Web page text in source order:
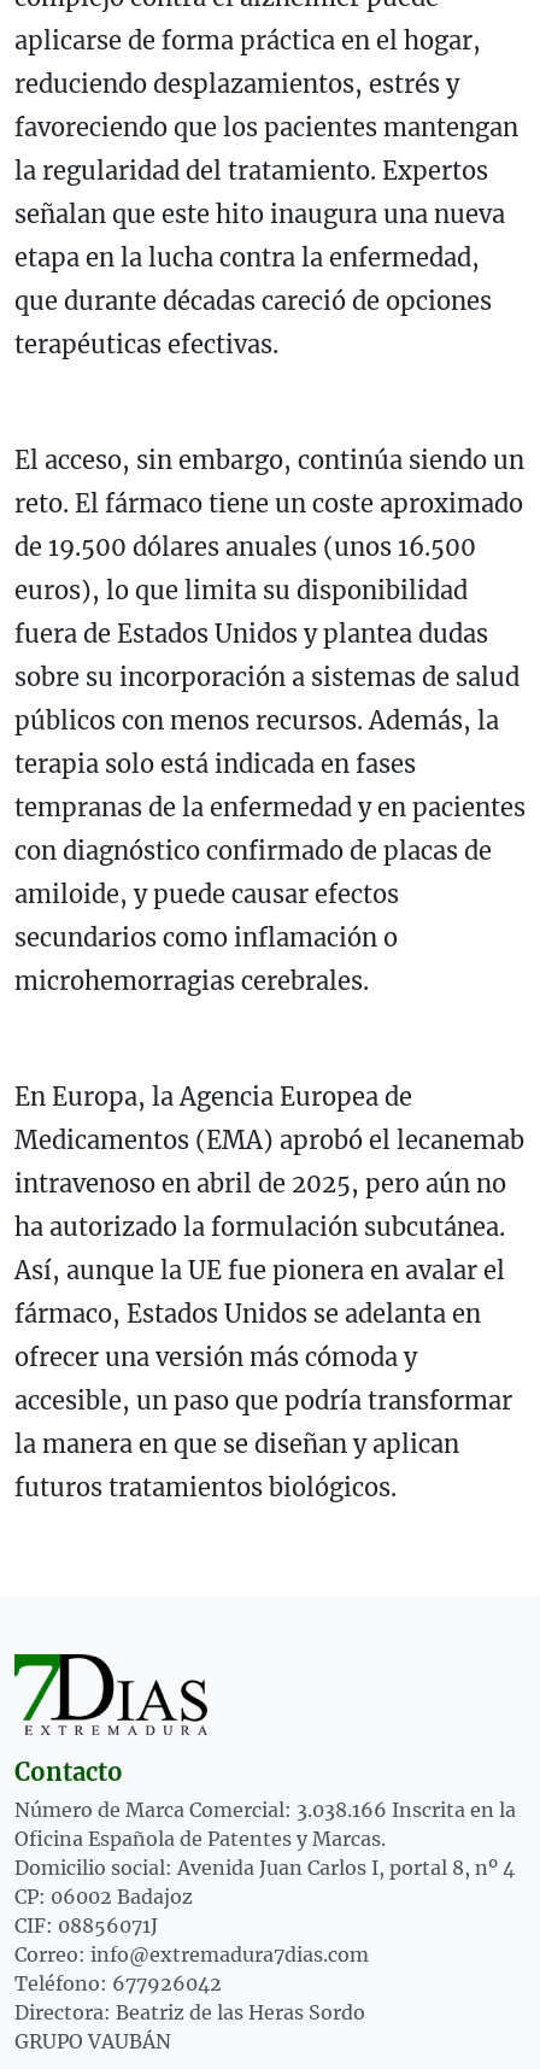
aplicarse de forma práctica en el hogar,
reduciendo desplazamientos, estrés y
favoreciendo que los pacientes mantengan
la regularidad del tratamiento. Expertos
señalan que este hito inaugura una nueva
etapa en la lucha contra la enfermedad,
que durante décadas careció de opciones
terapéuticas efectivas.
El acceso, sin embargo, continúa siendo un
reto. El fármaco tiene un coste aproximado
de 19.500 dólares anuales (unos 16.500
euros), lo que limita su disponibilidad
fuera de Estados Unidos y plantea dudas
sobre su incorporación a sistemas de salud
públicos con menos recursos. Además, la
terapia solo está indicada en fases
tempranas de la enfermedad y en pacientes
con diagnóstico confirmado de placas de
amiloide, y puede causar efectos
secundarios como inflamación o
microhemorragias cerebrales.
En Europa, la Agencia Europea de
Medicamentos (EMA) aprobó el lecanemab
intravenoso en abril de 2025, pero aún no
ha autorizado la formulación subcutánea.
Así, aunque la UE fue pionera en avalar el
fármaco, Estados Unidos se adelanta en
ofrecer una versión más cómoda y
accesible, un paso que podría transformar
la manera en que se diseñan y aplican
futuros tratamientos biológicos.
Contacto
Número de Marca Comercial: 3.038.166 Inscrita en la
Oficina Española de Patentes y Marcas.
Domicilio social: Avenida Juan Carlos I, portal 8, nº 4
CP: 06002 Badajoz
CIF: 08856071J
Correo: info@extremadura7dias.com
Teléfono: 677926042
Directora: Beatriz de las Heras Sordo
GRUPO VAUBÁN